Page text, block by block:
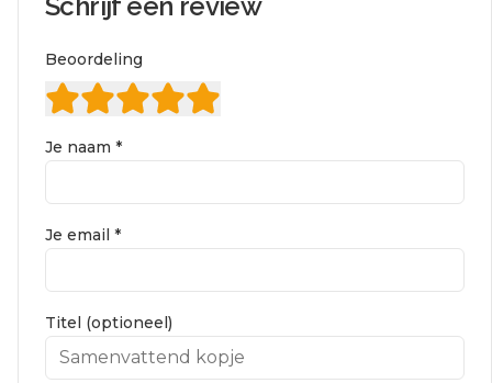
Beoordeling
Je naam *
Je email *
Titel (optioneel)